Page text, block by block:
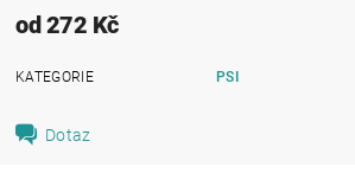
od 272 Kč
KATEGORIE PSI
Dotaz